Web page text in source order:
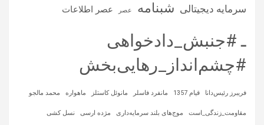
سرمایه‌ دیجیتالی شبنامه عصر عصر اطلاعات
ـ #جنبش_دادخواهی
#چشم‌انداز_رهایی‌بخش
فریبرز رئیس‌دانا قیام 1357 مانفرد فاسلر مانوئل کاستلز ماهواره‌ محمد مالجو
مقاومت_زندگی_است موج‌های بلند سرمایه‌داری مژده ارسی نسل کشی